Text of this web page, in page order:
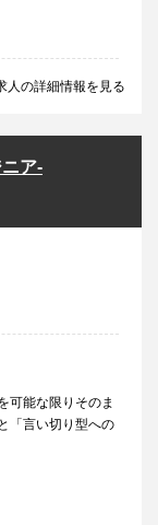
人の詳細情報を見る
ア‐
可能な限りそのま
「言い切り型への